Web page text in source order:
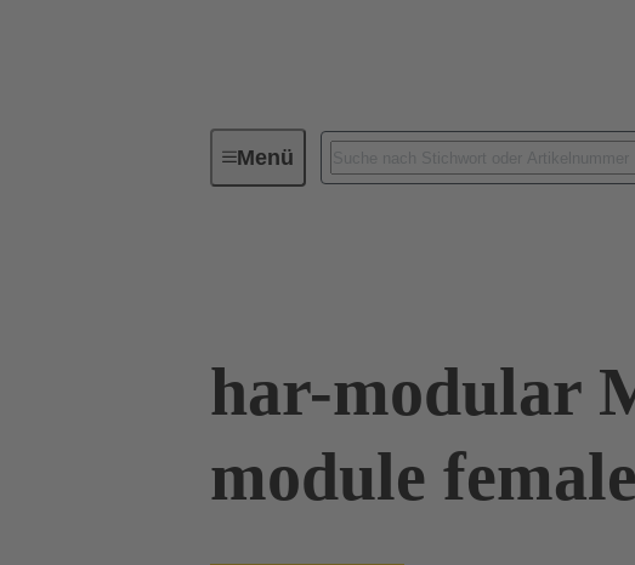
MenüGeräteanschlusstechnik
har-modular
module